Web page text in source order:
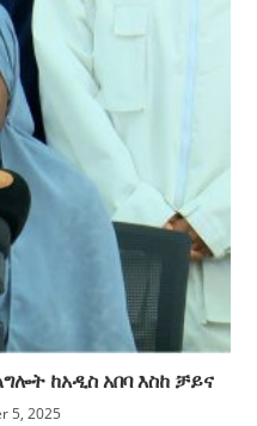
ከአዲስ አበባ እስከ ቻይና
5, 2025